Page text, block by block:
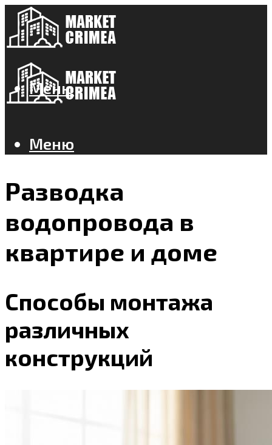
Меню
Меню
Разводка
водопровода в
квартире и доме
Способы монтажа
различных
конструкций